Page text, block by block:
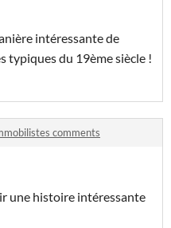
intéressante de
typiques du 19ème siècle !
comments
une histoire intéressante